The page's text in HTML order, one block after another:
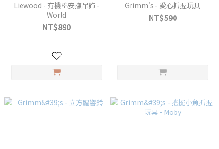
Liewood - 有機棉安撫吊飾 -
World
NT$890
Grimm's - 愛心抓握玩具
NT$590